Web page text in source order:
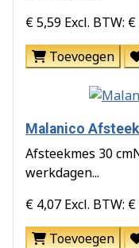
€ 5,59 Excl. BTW:
Toevoegen
Malanico
Afsteekmes 30
werkdagen...
€ 4,07 Excl. BTW:
Toevoegen